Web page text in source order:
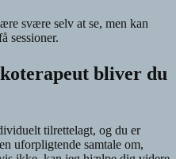
svære selv at se, men kan
sessioner.
bliver du
tilrettelagt, og du er
uforpligtende samtale om,